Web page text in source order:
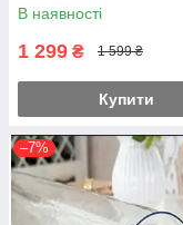
(1.6х1.0м) Товщина
Прозора
В наявності
1 299 ₴ 1 599 ₴
Купити
–7%